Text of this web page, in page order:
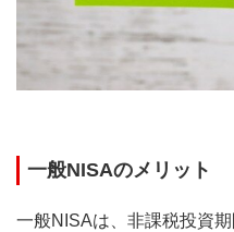
一般NISAのメリット
一般NISAは、非課税投資